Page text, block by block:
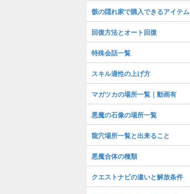
骸の隠れ家で購入できるアイテム
回復方法とオート回復
特殊会話一覧
スキル適性の上げ方
マガツカの場所一覧｜動画有
悪魔の石像の場所一覧
龍穴場所一覧と出来ること
悪魔合体の種類
クエストナビの違いと解放条件